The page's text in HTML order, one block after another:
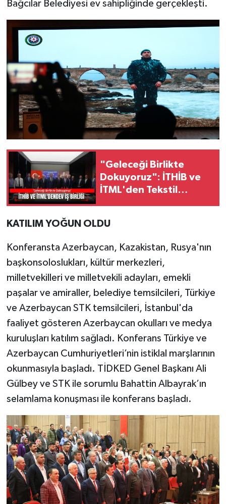
Bağcılar Belediyesi ev sahipliğinde gerçekleşti.
"Geleceği Birlikte
Dokuyoruz": İTHİB ve
İTML'den Tekstil
KATILIM YOĞUN OLDU
Konferansta Azerbaycan, Kazakistan, Rusya'nın
başkonsoloslukları, kültür merkezleri,
milletvekilleri ve milletvekili adayları, emekli
paşalar ve amiraller, belediye temsilcileri, Türkiye
ve Azerbaycan STK temsilcileri, İstanbul'da
faaliyet gösteren Azerbaycan okulları ve medya
kuruluşları katılım sağladı. Konferans Türkiye ve
Azerbaycan Cumhuriyetleri’nin istiklal marşlarının
okunmasıyla başladı. TİDKED Genel Başkanı Ali
Gülbey ve STK ile sorumlu Bahattin Albayrak’ın
selamlama konuşması ile konferans başladı.